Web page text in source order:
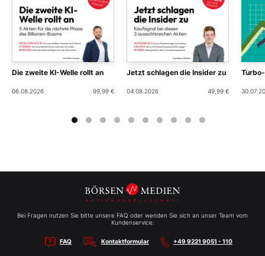
Die zweite KI-Welle rollt an
06.08.2026 99,99 €
Jetzt schlagen die Insider zu
04.08.2026 49,99 €
Bei Fragen nutzen Sie bitte unsere FAQ oder wenden Sie sich an unser Team vom
Kundenservice:
FAQ Kontaktformular +49 9221 9051 - 110